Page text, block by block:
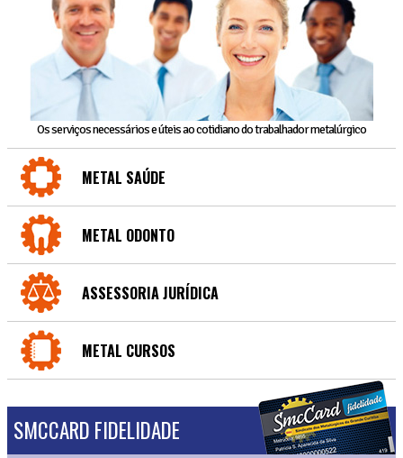
Os serviços necessários e úteis ao cotidiano do trabalhador metalúrgico
METAL SAÚDE
METAL ODONTO
ASSESSORIA JURÍDICA
METAL CURSOS
SMCCARD FIDELIDADE